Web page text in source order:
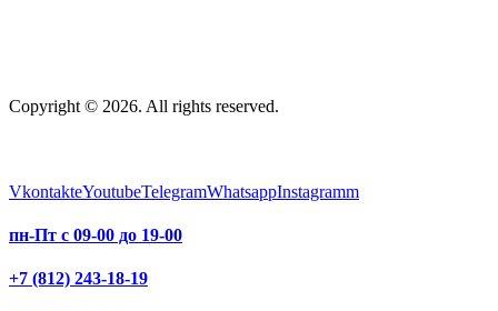
Copyright © 2026. All rights reserved.
VkontakteYoutubeTelegramWhatsappInstagramm
пн-Пт с 09-00 до 19-00
+7 (812) 243-18-19